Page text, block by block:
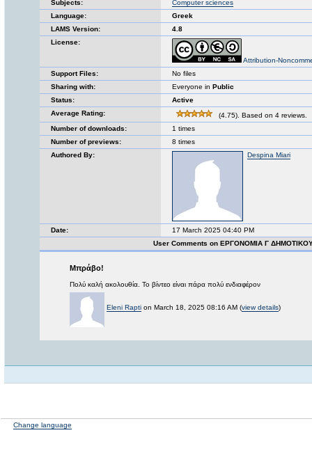
Subjects:
Computer sciences
Language:
Greek
LAMS Version:
4.8
License:
Attribution-
Support Files:
No files
Sharing with:
Everyone in Public
Status:
Active
Average Rating:
(4.75). Based on 4 reviews.
Number of downloads:
1 times
Number of previews:
8 times
Authored By:
Despina Miari
Date:
17 March 2025 04:40 PM
User Comments on ΕΡΓΟΝΟΜΙΑ Γ
Μπράβο!
Πολύ καλή ακολουθία. Το βίντεο είναι πάρα πολύ ενδιαφέρον
Eleni Rapti on March 18, 2025 08:16 AM (view details)
Change language